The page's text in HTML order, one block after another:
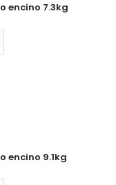
encino 7.3kg
encino 9.1kg